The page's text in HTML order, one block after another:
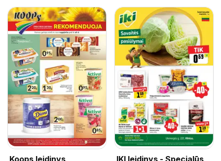
IKI leidinys - Specialūs